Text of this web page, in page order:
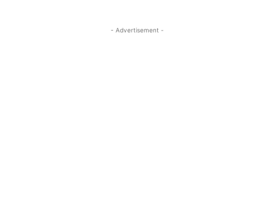
- Advertisement -